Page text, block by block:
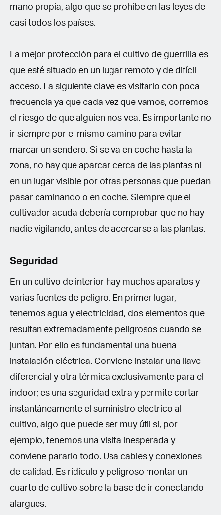
mano propia, algo que se prohíbe en las leyes de
casi todos los países.
La mejor protección para el cultivo de guerrilla es
que esté situado en un lugar remoto y de difícil
acceso. La siguiente clave es visitarlo con poca
frecuencia ya que cada vez que vamos, corremos
el riesgo de que alguien nos vea. Es importante no
ir siempre por el mismo camino para evitar
marcar un sendero. Si se va en coche hasta la
zona, no hay que aparcar cerca de las plantas ni
en un lugar visible por otras personas que puedan
pasar caminando o en coche. Siempre que el
cultivador acuda debería comprobar que no hay
nadie vigilando, antes de acercarse a las plantas.
Seguridad
En un cultivo de interior hay muchos aparatos y
varias fuentes de peligro. En primer lugar,
tenemos agua y electricidad, dos elementos que
resultan extremadamente peligrosos cuando se
juntan. Por ello es fundamental una buena
instalación eléctrica. Conviene instalar una llave
diferencial y otra térmica exclusivamente para el
indoor; es una seguridad extra y permite cortar
instantáneamente el suministro eléctrico al
cultivo, algo que puede ser muy útil si, por
ejemplo, tenemos una visita inesperada y
conviene pararlo todo. Usa cables y conexiones
de calidad. Es ridículo y peligroso montar un
cuarto de cultivo sobre la base de ir conectando
alargues.